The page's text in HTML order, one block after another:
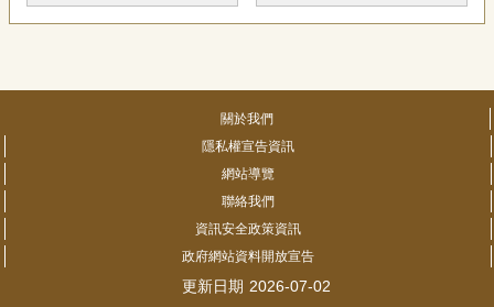
關於我們
隱私權宣告資訊
網站導覽
聯絡我們
資訊安全政策資訊
政府網站資料開放宣告
更新日期 2026-07-02